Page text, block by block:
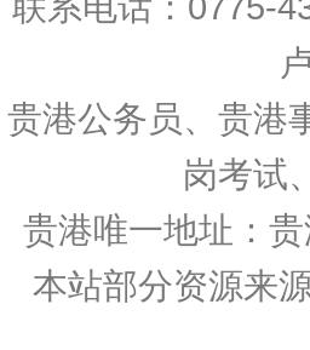
贵港公务员、贵港
岗考试
贵港唯一地址：
本站部分资源来